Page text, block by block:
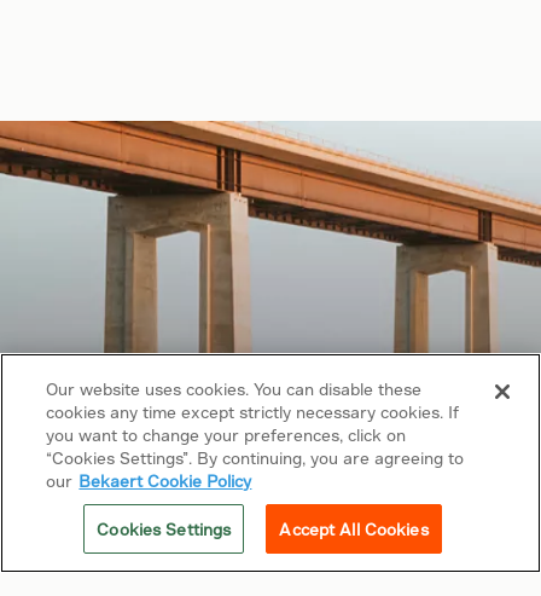
Copyright © 2026 Bekaert. Tutti i diritti riservati
Our website uses cookies. You can disable these
cookies any time except strictly necessary cookies. If
you want to change your preferences, click on
“Cookies Settings”. By continuing, you are agreeing to
our Bekaert Cookie Policy
Cookies Settings Accept All Cookies